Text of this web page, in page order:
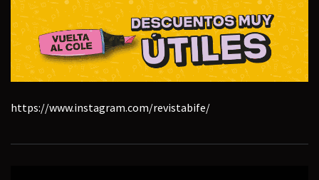
https://www.instagram.com/revistabife/